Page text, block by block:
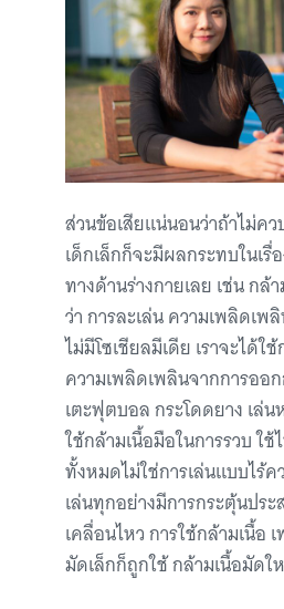
ส่วนข้อเสียแน่นอนว่าถ้าไม่ค
เด็กเล็กก็จะมีผลกระทบในเ
ทางด้านร่างกายเลย เช่น กล้า
ว่า การละเล่น ความเพลิดเ
ไม่มีโซเชียลมีเดีย เราจะได้
ความเพลิดเพลินจากการออ
เตะฟุตบอล กระโดดยาง เล่น
ใช้กล้ามเนื้อมือในการรวบ ใ
ทั้งหมดไม่ใช่การเล่นแบบไร้
เล่นทุกอย่างมีการกระตุ้นปร
เคลื่อนไหว การใช้กล้ามเนื้อ
มัดเล็กก็ถูกใช้ กล้ามเนื้อมัด